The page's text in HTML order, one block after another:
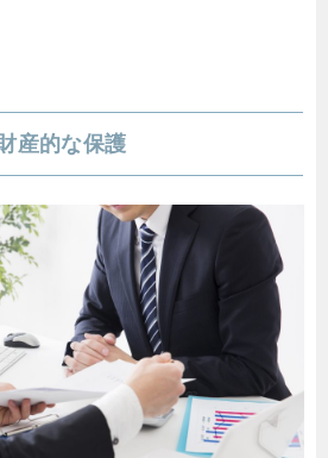
産的な保護